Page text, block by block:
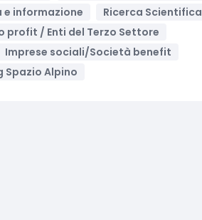
e informazione
Ricerca Scientifica
profit / Enti del Terzo Settore
Imprese sociali/Società benefit
Spazio Alpino